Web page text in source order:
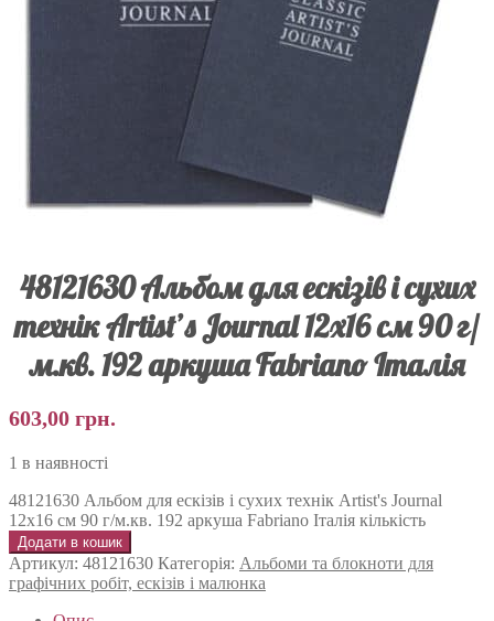
48121630 Альбом для ескізів і сухих
технік Artist’s Journal 12х16 см 90 г/
м.кв. 192 аркуша Fabriano Італія
603,00 грн.
1 в наявності
48121630 Альбом для ескізів і сухих технік Artist's Journal
12х16 см 90 г/м.кв. 192 аркуша Fabriano Італія кількість
Додати в кошик
Артикул: 48121630 Категорія: Альбоми та блокноти для
графічних робіт, ескізів і малюнка